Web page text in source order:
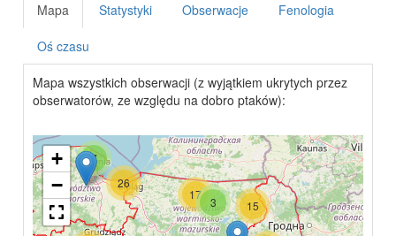
Mapa Statystyki Obserwacje Fenologia
Oś czasu
Mapa wszystkich obserwacji (z wyjątkiem ukrytych przez
obserwatorów, ze względu na dobro ptaków):
26
7
3
17
15
+
−